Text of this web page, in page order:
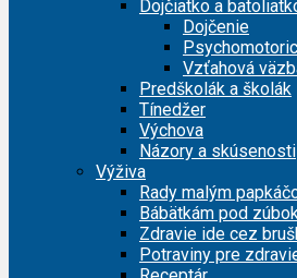
Dojčiatko a
Dojčenie
Vzťahová
Predškolák a školák
Tínedžer
Výchova
Názory a skúsenosti
Výživa
Rady malým
Bábätkám pod
Zdravie ide cez
Potraviny pre